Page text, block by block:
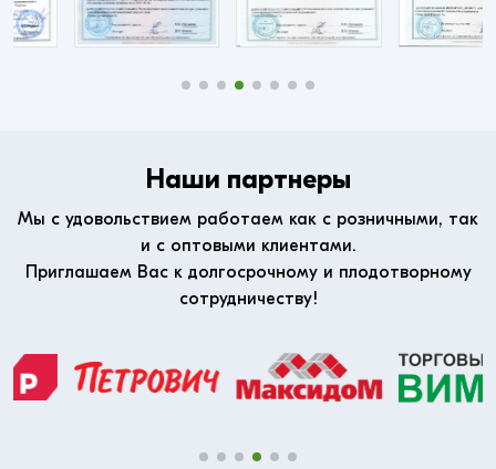
Наши партнеры
Мы с удовольствием работаем как с розничными, так
и с оптовыми клиентами.
Приглашаем Вас к долгосрочному и плодотворному
сотрудничеству!